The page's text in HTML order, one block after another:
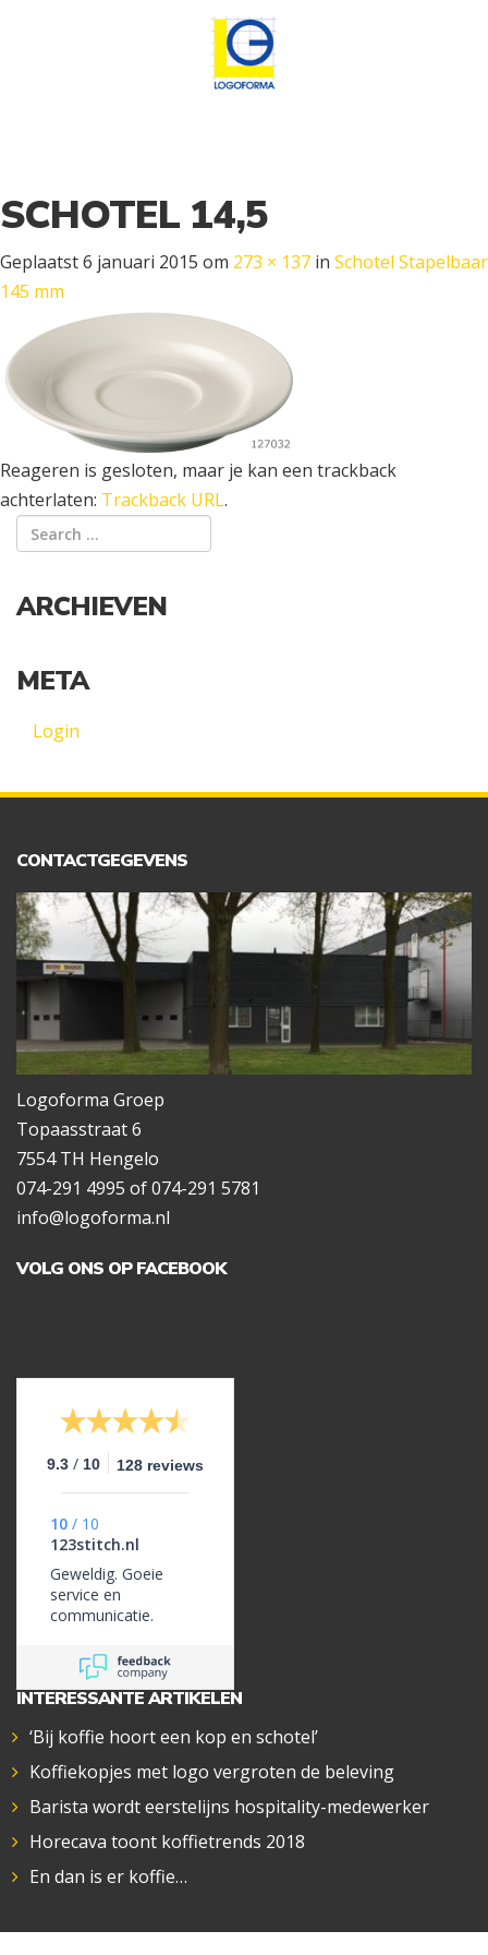
SCHOTEL 14,5
Geplaatst6 januari 2015 om 273 × 137 in Schotel Stapelbaar
145 mm
Reageren is gesloten, maar je kan een trackback
achterlaten: Trackback URL.
ARCHIEVEN
META
Login
CONTACTGEGEVENS
Logoforma Groep
Topaasstraat 6
7554 TH Hengelo
074-291 4995 of 074-291 5781
info@logoforma.nl
VOLG ONS OP FACEBOOK
9.3 / 10 128 reviews
10 / 10
123stitch.nl
Geweldig. Goeie
service en
communicatie.
INTERESSANTE ARTIKELEN
‘Bij koffie hoort een kop en schotel’
Koffiekopjes met logo vergroten de beleving
Barista wordt eerstelijns hospitality-medewerker
Horecava toont koffietrends 2018
En dan is er koffie…